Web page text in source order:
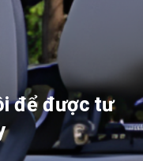
để được tư